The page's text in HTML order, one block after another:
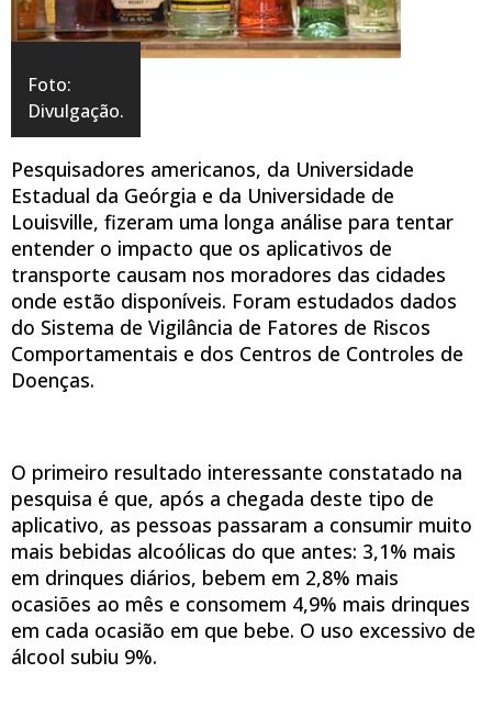
Foto:
Divulgação.
Pesquisadores americanos, da Universidade
Estadual da Geórgia e da Universidade de
Louisville, fizeram uma longa análise para tentar
entender o impacto que os aplicativos de
transporte causam nos moradores das cidades
onde estão disponíveis. Foram estudados dados
do Sistema de Vigilância de Fatores de Riscos
Comportamentais e dos Centros de Controles de
Doenças.
O primeiro resultado interessante constatado na
pesquisa é que, após a chegada deste tipo de
aplicativo, as pessoas passaram a consumir muito
mais bebidas alcoólicas do que antes: 3,1% mais
em drinques diários, bebem em 2,8% mais
ocasiões ao mês e consomem 4,9% mais drinques
em cada ocasião em que bebe. O uso excessivo de
álcool subiu 9%.